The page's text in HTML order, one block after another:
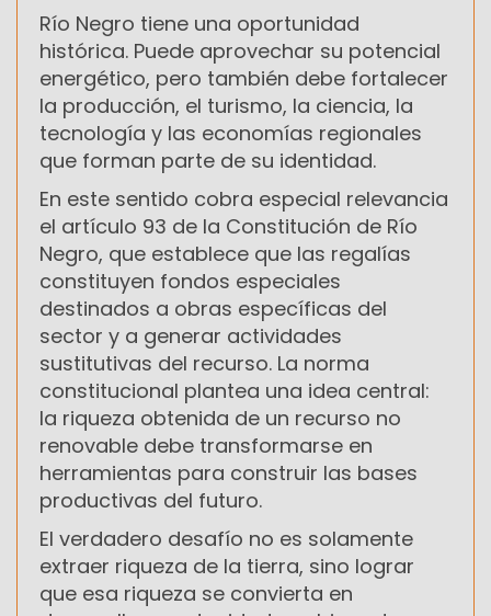
Río Negro tiene una oportunidad
histórica. Puede aprovechar su potencial
energético, pero también debe fortalecer
la producción, el turismo, la ciencia, la
tecnología y las economías regionales
que forman parte de su identidad.
En este sentido cobra especial relevancia
el artículo 93 de la Constitución de Río
Negro, que establece que las regalías
constituyen fondos especiales
destinados a obras específicas del
sector y a generar actividades
sustitutivas del recurso. La norma
constitucional plantea una idea central:
la riqueza obtenida de un recurso no
renovable debe transformarse en
herramientas para construir las bases
productivas del futuro.
El verdadero desafío no es solamente
extraer riqueza de la tierra, sino lograr
que esa riqueza se convierta en